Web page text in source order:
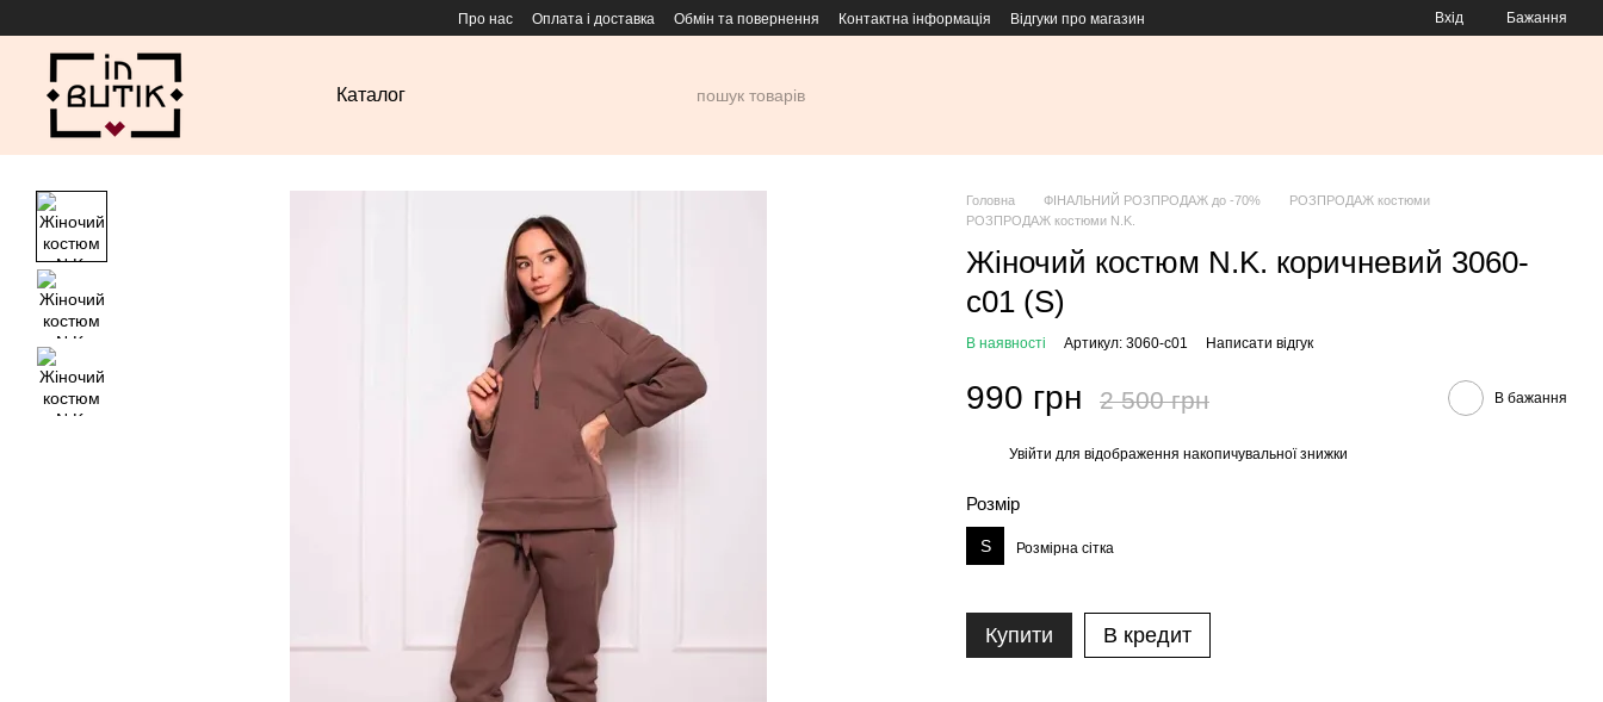
Про нас Оплата і доставка Обмін та повернення Контактна інформація Відгуки про магазин Вхід Бажання
Каталог
Головна ФІНАЛЬНИЙ РОЗПРОДАЖ до -70%
РОЗПРОДАЖ костюми
РОЗПРОДАЖ костюми N.K.
Жіночий костюм N.K. коричневий 3060-
c01 (S)
В наявності Артикул: 3060-c01 Написати відгук
990 грн 2 500 грн В бажання
Увійти для відображення накопичувальної знижки
Розмір
S Розмірна сітка
Купити В кредит